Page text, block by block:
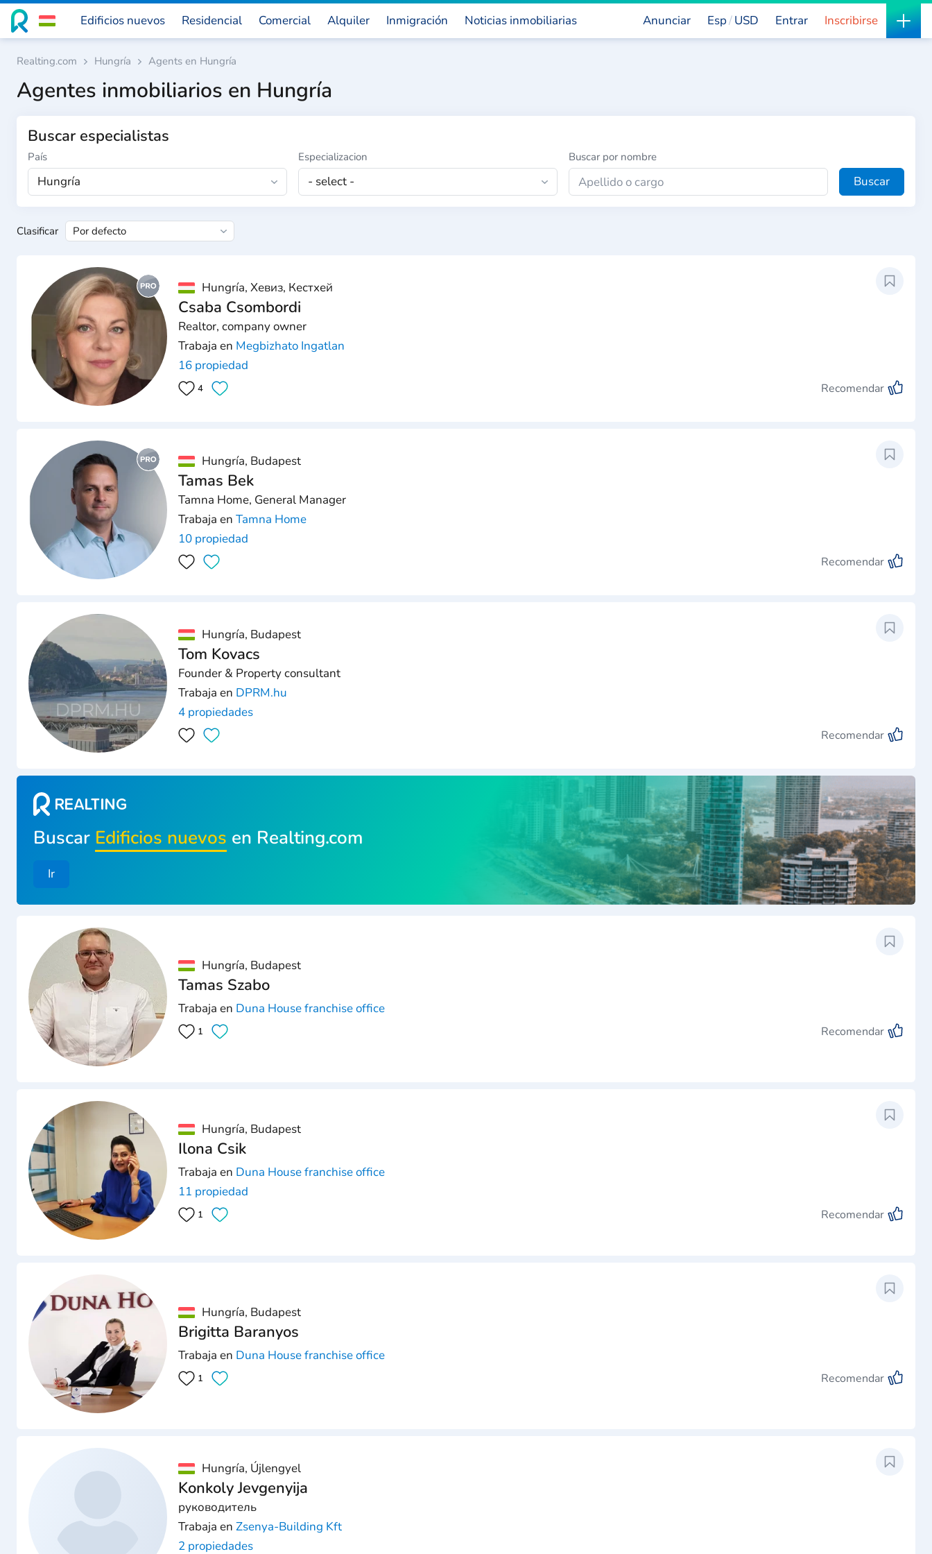
Anunciar
Edificios nuevos Residencial Comercial Alquiler Inmigración Noticias inmobiliarias Esp USD Entrar Inscribirse
Realting.com Hungría Agents en Hungría
Agentes inmobiliarios en Hungría
Buscar especialistas
País
Hungría
Especializacion Buscar por nombre
Buscar
Clasificar
Hungría, Хевиз, Кестхей
Csaba Csombordi
Realtor, company owner
Trabaja en Megbizhato Ingatlan
16 propiedad
4 Recomendar
Hungría, Budapest
Tamas Bek
Tamna Home, General Manager
Trabaja en Tamna Home
10 propiedad
Recomendar
Hungría, Budapest
Tom Kovacs
Founder & Property consultant
Trabaja en DPRM.hu
4 propiedades
Recomendar
Buscar Edificios nuevos en Realting.com
Ir
Hungría, Budapest
Tamas Szabo
Trabaja en Duna House franchise office
1 Recomendar
Hungría, Budapest
Ilona Csik
Trabaja en Duna House franchise office
11 propiedad
1 Recomendar
Hungría, Budapest
Brigitta Baranyos
Trabaja en Duna House franchise office
1 Recomendar
Hungría, Újlengyel
Konkoly Jevgenyija
руководитель
Trabaja en Zsenya-Building Kft
2 propiedades